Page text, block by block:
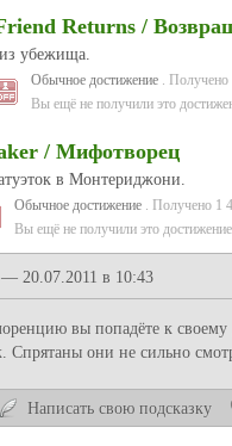
Returns /
убежища.
Обычное достижение . Получено
Вы ещё не получили это
/ Мифотворец
в Монтериджони.
Обычное достижение . Получено 1
Вы ещё не получили это
— 20.07.2011 в 10:43
вы попадёте к
Спрятаны они не сильно
Написать свою подсказку